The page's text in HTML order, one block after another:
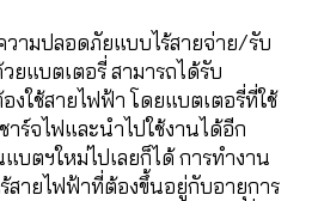
วามปลอดภัยแบบไร้สายจ่าย/รับ
ยแบตเตอรี่ สามารถได้รับ
งใช้สายไฟฟ้า โดยแบตเตอรี่ที่ใช้
ร์จไฟและนำไปใช้งานได้อีก
บตฯใหม่ไปเลยก็ได้ การทำงาน
สายไฟฟ้าที่ต้องขึ้นอยู่กับอายุการ